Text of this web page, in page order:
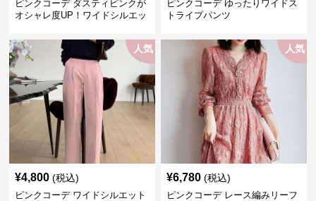
ピンクコーデ ダスティピンクが
オシャレ度UP！ワイドシルエッ
ピンクコーデ ゆったりワイドス
トライプパンツ
人気
¥4,800 (税込)
ピンクコーデ ワイドシルエット
人気
¥6,780 (税込)
ピンクコーデ レース編みリーフ